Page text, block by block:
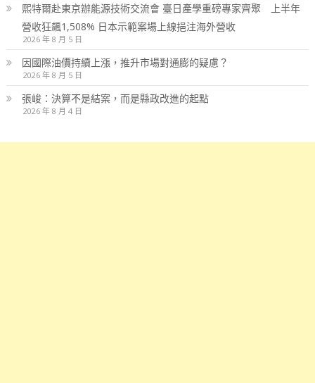
熙特爾赴東京辦能源技術交流會 臺日產學重磅專家齊聚 上半年
營收狂飆1,508% 日本示範案場上線挹注海外營收
2026 年 8 月 5 日
因國際油價持續上漲，推升市場對通膨的疑慮？
2026 年 8 月 5 日
張峻：決算不是結案，而是縣政改進的起點
2026 年 8 月 4 日